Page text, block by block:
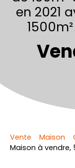
en 2021
Vente Maison
Maison à vendre,